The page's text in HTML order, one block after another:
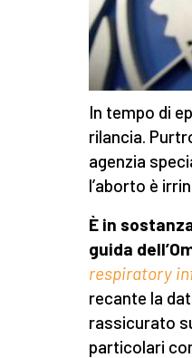
In tempo di
rilancia.
agenzia
l’aborto è
È in
guida
respiratory
recante la
rassicurato
particolari